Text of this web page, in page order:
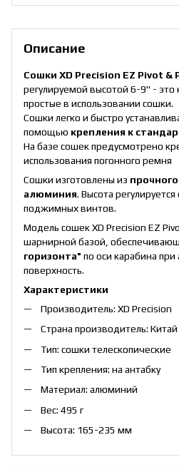
Описание
Сошки XD Precision EZ Pivot &
регулируемой высотой 6-9" -
простые в использовании сошки.
Сошки легко и быстро
помощью крепления к
На базе сошек предусмотрено
использования погонного ремня
Сошки изготовлены из
алюминия. Высота
поджимных винтов.
Модель сошек XD Precision EZ
шарнирной базой,
горизонта" по оси карабина
поверхность.
Характеристики
Производитель: XD Precision
Страна производитель: Китай
Тип: сошки телескопические
Тип крепления: на антабку
Материал: алюминий
Вес: 495 г
Высота: 165-235 мм